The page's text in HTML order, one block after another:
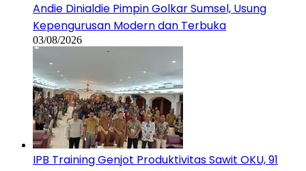
Andie Dinialdie Pimpin Golkar Sumsel, Usung
Kepengurusan Modern dan Terbuka
03/08/2026
IPB Training Genjot Produktivitas Sawit OKU, 91